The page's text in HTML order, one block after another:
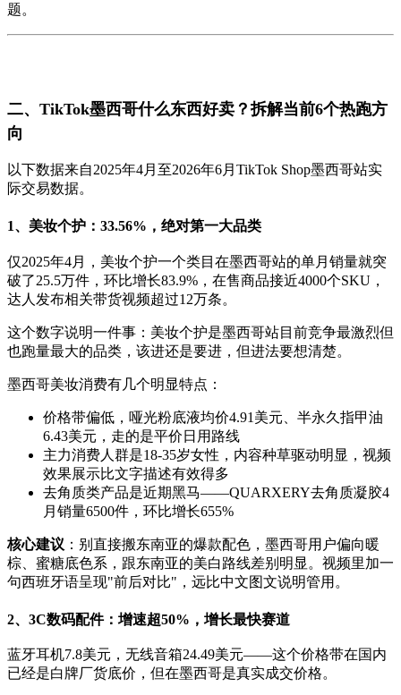
题。
二、TikTok墨西哥什么东西好卖？拆解当前6个热跑方
向
以下数据来自2025年4月至2026年6月TikTok Shop墨西哥站实
际交易数据。
1、美妆个护：33.56%，绝对第一大品类
仅2025年4月，美妆个护一个类目在墨西哥站的单月销量就突
破了25.5万件，环比增长83.9%，在售商品接近4000个SKU，
达人发布相关带货视频超过12万条。
这个数字说明一件事：美妆个护是墨西哥站目前竞争最激烈但
也跑量最大的品类，该进还是要进，但进法要想清楚。
墨西哥美妆消费有几个明显特点：
价格带偏低，哑光粉底液均价4.91美元、半永久指甲油
6.43美元，走的是平价日用路线
主力消费人群是18-35岁女性，内容种草驱动明显，视频
效果展示比文字描述有效得多
去角质类产品是近期黑马——QUARXERY去角质凝胶4
月销量6500件，环比增长655%
核心建议 ：别直接搬东南亚的爆款配色，墨西哥用户偏向暖
棕、蜜糖底色系，跟东南亚的美白路线差别明显。视频里加一
句西班牙语呈现"前后对比"，远比中文图文说明管用。
2、3C数码配件：增速超50%，增长最快赛道
蓝牙耳机7.8美元，无线音箱24.49美元——这个价格带在国内
已经是白牌厂货底价，但在墨西哥是真实成交价格。